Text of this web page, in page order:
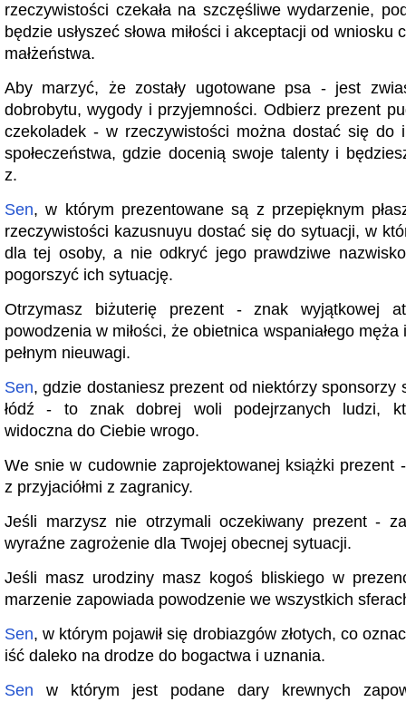
rzeczywistości czekała na szczęśliwe wydarzenie,
będzie usłyszeć słowa miłości i akceptacji od wniosku
małżeństwa.
Aby marzyć, że zostały ugotowane psa - jest
dobrobytu, wygody i przyjemności. Odbierz prezent
czekoladek - w rzeczywistości można dostać się do
społeczeństwa, gdzie docenią swoje talenty i
z.
Sen, w którym prezentowane są z przepięknym
rzeczywistości kazusnuyu dostać się do sytuacji, w
dla tej osoby, a nie odkryć jego prawdziwe
pogorszyć ich sytuację.
Otrzymasz biżuterię prezent - znak wyjątkowej
powodzenia w miłości, że obietnica wspaniałego
pełnym nieuwagi.
Sen, gdzie dostaniesz prezent od niektórzy sponsorzy
łódź - to znak dobrej woli podejrzanych ludzi,
widoczna do Ciebie wrogo.
We snie w cudownie zaprojektowanej książki prezent
z przyjaciółmi z zagranicy.
Jeśli marzysz nie otrzymali oczekiwany prezent -
wyraźne zagrożenie dla Twojej obecnej sytuacji.
Jeśli masz urodziny masz kogoś bliskiego w
marzenie zapowiada powodzenie we wszystkich
Sen, w którym pojawił się drobiazgów złotych, co
iść daleko na drodze do bogactwa i uznania.
Sen w którym jest podane dary krewnych